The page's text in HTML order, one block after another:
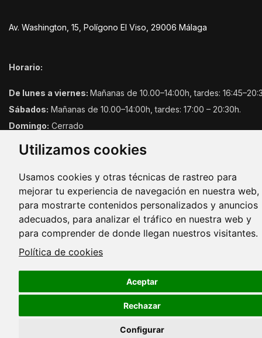
Utilizamos cookies
Usamos cookies y otras técnicas de rastreo para
mejorar tu experiencia de navegación en nuestra web,
para mostrarte contenidos personalizados y anuncios
adecuados, para analizar el tráfico en nuestra web y
para comprender de donde llegan nuestros visitantes.
Política de cookies
Aceptar
Rechazar
Configurar
Av. Washington, 15, Polígono El Viso, 29006 Málaga
Horario:
De lunes a viernes: Mañanas de 10.00–14:00h, tardes:
Sábados: Mañanas de 10.00–14:00h, tardes: 17:00 – 20:30h.
Domingo: Cerrado
Copyright © 2026. Todos los derechos reservados.